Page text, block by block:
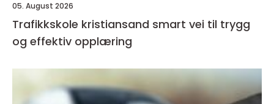
05. August 2026
Trafikkskole kristiansand smart vei til trygg
og effektiv opplæring